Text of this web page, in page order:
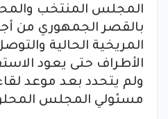
المجلس المنتخب
بالقصر الجمهوري من
المريخية الحالية
الأطراف حتى يعود
ولم يتحدد بعد موعد
مسئولي المجلس